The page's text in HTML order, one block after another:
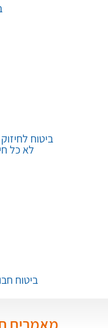
ביטוח
לא כל
ביטוח
מאמרים